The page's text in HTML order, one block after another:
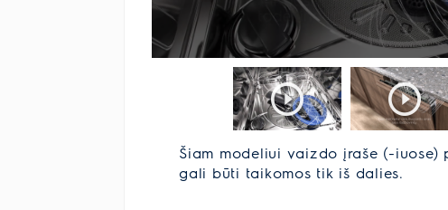
Šiam modeliui vaizdo įraše (-iuose)
gali būti taikomos tik iš dalies.